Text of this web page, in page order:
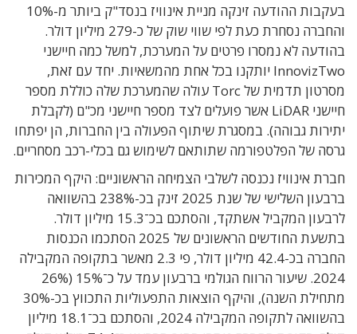
בעקבות ההודעה זינקה מניית אינוויז בנסד"ק ביותר מ-10%
והחברה נסחרת כעת לפי שווי שוק של כ-279 מיליון דולר.
בהודעה לא נמסרו פרטים על המערכת, למשל כמה חיישני
InnovizTwo יותקנו בכל אחת מהמשאיות. יחד עם זאת,
מסרטון תדמית של Torc עולה שהמערכת שלה כוללת מספר
חיישני LiDAR אשר פועלים לצד מספר חיישני מכ"ם (לקבלת
יתירות גבוהה). במסגרת שיתוף הפעולה בין החברות, הן יפתחו
גרסה של הפלטפורמה שתותאם לשימוש גם בכלי-רכב מסחריים.
חברת אינוויז נכנסה לשלבי הצמיחה הראשוניים: היקף המכירות
ברבעון השלישי של שנת 2025 זינק בכ-238% בהשוואה
לרבעון המקביל אשתקד, והסתכם בכ־15.3 מיליון דולר.
בתשעת החודשים הראשונים של 2025 הסתכמו הכנסות
החברה בכ-42.4 מיליון דולר, פי 2.3 מאשר בתקופה המקבילה
2024. שיעור הרווח הגולמי ברבעון עמד על כ־15% (26%
מתחילת השנה), והיקף הוצאות התפעוליות התכווץ בכ-30%
בהשוואה לתקופה המקבילה 2024, והסתכם בכ־18.1 מיליון